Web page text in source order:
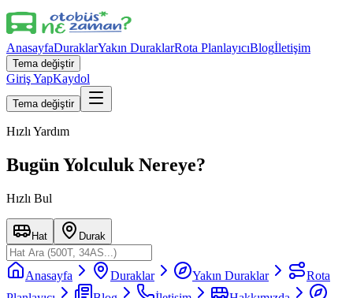
AnasayfaDuraklarYakın DuraklarRota PlanlayıcıBlogİletişim
Tema değiştir
Giriş YapKaydol
Tema değiştir
Hızlı Yardım
Bugün Yolculuk Nereye?
Hızlı Bul
Hat Durak
Anasayfa Duraklar Yakın Duraklar
Rota